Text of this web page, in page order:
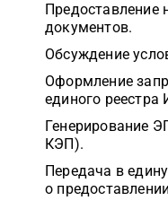
Предоставление
документов.
Обсуждение
Оформление
единого
Генерирование
КЭП).
Передача в
о